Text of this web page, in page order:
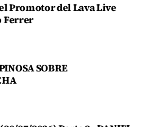
Promotor del Lava Live
Ferrer
SOBRE